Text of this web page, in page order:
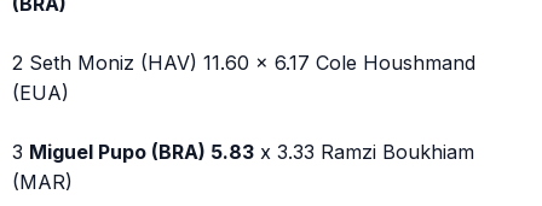
2 Seth Moniz (HAV) 11.60 x 6.17 Cole Houshmand
(EUA)
3 Miguel Pupo (BRA) 5.83 x 3.33 Ramzi Boukhiam
(MAR)